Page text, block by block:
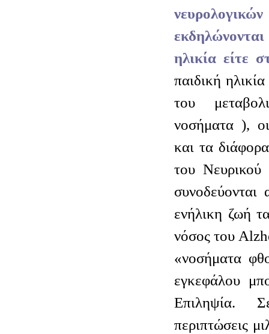
ηλικία είτε
παιδική
του
νοσήματα ),
και τα
του Νευρικού
ενήλικη ζωή
νόσος του
«νοσήματα
εγκεφάλου
Επιληψία.
περιπτώσεις